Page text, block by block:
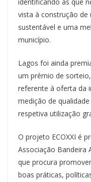
identificando as que
vista à construção
sustentável e uma
município.
Lagos foi ainda
um prémio de
referente à oferta da
medição de
respetiva utilização
O projeto ECOXXI é
Associação Bandeira
que procura
boas práticas,